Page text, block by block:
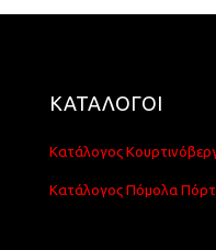
ΚΑΤΑΛΟΓΟΙ
Κατάλογος
Κατάλογος Πόμολα